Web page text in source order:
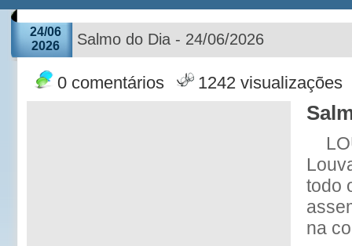
24/06
2026
Salmo do Dia - 24/06/2026
0 comentários 1242 visualizações
todo
na